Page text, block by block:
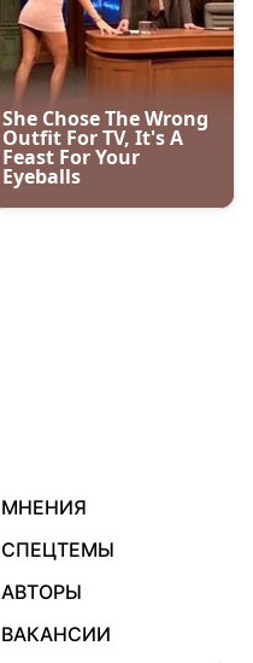
МНЕНИЯ
СПЕЦТЕМЫ
АВТОРЫ
ВАКАНСИИ